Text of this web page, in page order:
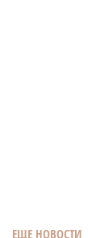
ЕЩЕ НОВОСТИ